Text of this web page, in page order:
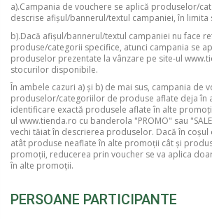
a).Campania de vouchere se aplică produselor/
descrise afișul/bannerul/textul campaniei, în
b).Dacă afișul/bannerul/textul campaniei nu face
produse/categorii specifice, atunci campania se
produselor prezentate la vânzare pe site-ul
stocurilor disponibile.
În ambele cazuri a) și b) de mai sus, campania de
produselor/categoriilor de produse aflate deja în
identificare exactă produsele aflate în alte
ul www.tienda.ro cu banderola "PROMO" sau
vechi tăiat în descrierea produselor. Dacă în
atât produse neaflate în alte promoții cât și
promoții, reducerea prin voucher se va aplica
în alte promoții.
PERSOANE PARTICIPANTE